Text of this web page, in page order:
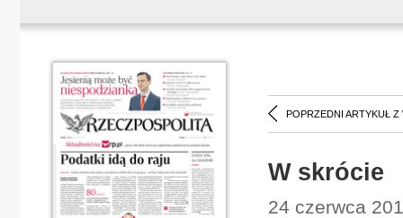
POPRZEDNI ARTYKUŁ Z
W skrócie
24 czerwca